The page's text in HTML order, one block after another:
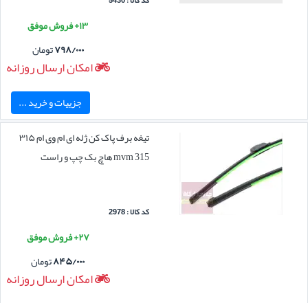
۱۳+ فروش موفق
۷۹۸/۰۰۰تومان
امکان ارسال روزانه
جزییات و خرید ...
تیغه برف پاک کن ژله ای ام وی ام ۳۱۵
mvm 315 هاچ بک چپ و راست
کد کالا : 2978
۲۷+ فروش موفق
۸۴۵/۰۰۰تومان
امکان ارسال روزانه